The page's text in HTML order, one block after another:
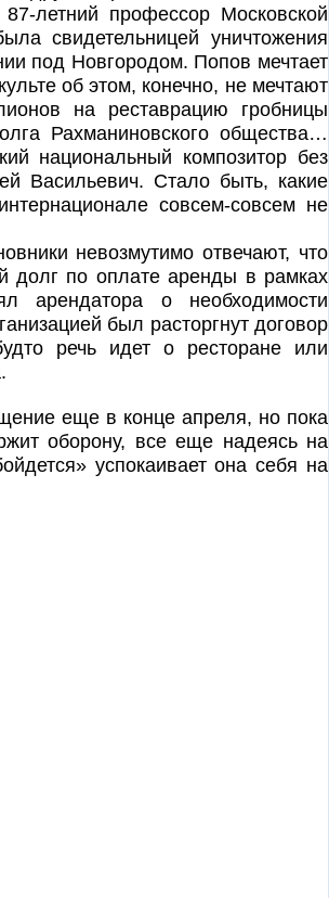
летний профессор Московской
свидетельницей уничтожения
под Новгородом. Попов мечтает
об этом, конечно, не мечтают
на реставрацию гробницы
Рахманиновского общества…
национальный композитор без
Васильевич. Стало быть, какие
совсем-совсем не
невозмутимо отвечают, что
долг по оплате аренды в рамках
арендатора о необходимости
был расторгнут договор
речь идет о ресторане или
еще в конце апреля, но пока
оборону, все еще надеясь на
успокаивает она себя на